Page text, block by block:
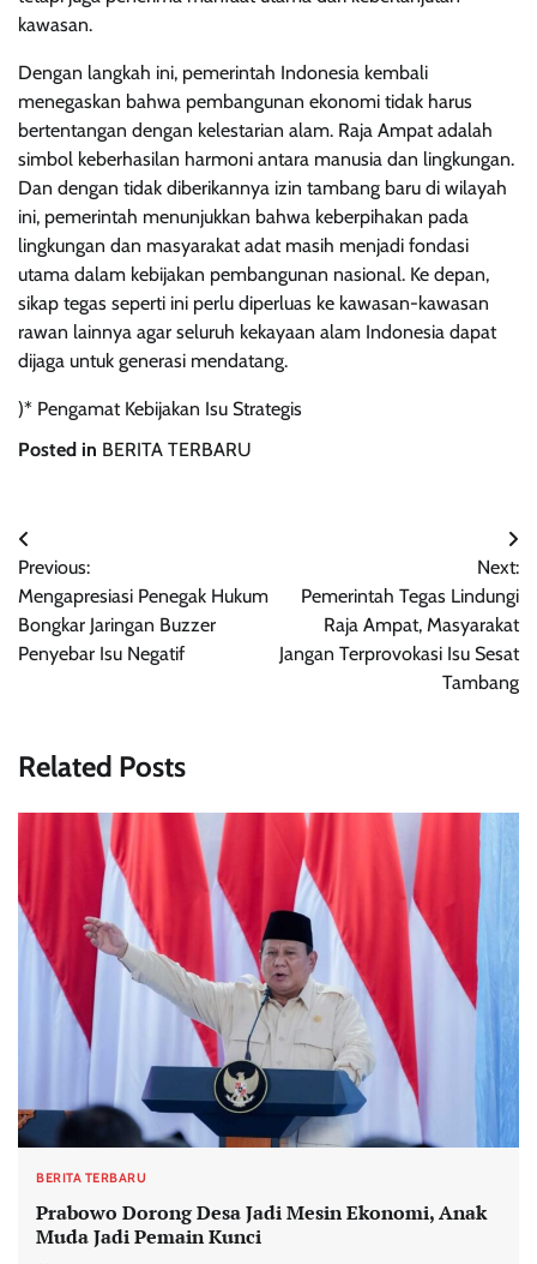
kawasan.
Dengan langkah ini, pemerintah Indonesia kembali
menegaskan bahwa pembangunan ekonomi tidak harus
bertentangan dengan kelestarian alam. Raja Ampat adalah
simbol keberhasilan harmoni antara manusia dan lingkungan.
Dan dengan tidak diberikannya izin tambang baru di wilayah
ini, pemerintah menunjukkan bahwa keberpihakan pada
lingkungan dan masyarakat adat masih menjadi fondasi
utama dalam kebijakan pembangunan nasional. Ke depan,
sikap tegas seperti ini perlu diperluas ke kawasan-kawasan
rawan lainnya agar seluruh kekayaan alam Indonesia dapat
dijaga untuk generasi mendatang.
)* Pengamat Kebijakan Isu Strategis
Posted in BERITA TERBARU
Navigasi
pos
Previous:
Mengapresiasi Penegak Hukum
Bongkar Jaringan Buzzer
Penyebar Isu Negatif
Next:
Pemerintah Tegas Lindungi
Raja Ampat, Masyarakat
Jangan Terprovokasi Isu Sesat
Tambang
Related Posts
BERITA TERBARU
Prabowo Dorong Desa Jadi Mesin Ekonomi, Anak
Muda Jadi Pemain Kunci